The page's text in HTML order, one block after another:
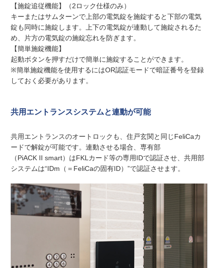
【施錠追従機能】（2ロック仕様のみ）
キーまたはサムターンで上部の電気錠を施錠すると下部の電気
錠も同時に施錠します。上下の電気錠が連動して施錠されるた
め、片方の電気錠の施錠忘れを防ぎます。
【簡単施錠機能】
起動ボタンを押すだけで簡単に施錠することができます。
※簡単施錠機能を使用するにはOR認証モードで暗証番号を登録
しておく必要があります。
共用エントランスシステムと連動が可能
共用エントランスのオートロックも、住戸玄関と同じFeliCaカ
ードで解錠が可能です。連動させる場合、専有部
（PiACK II smart）はFKLカード等の専用IDで認証させ、共用部
システムは“IDm（＝FeliCaの固有ID）”で認証させます。